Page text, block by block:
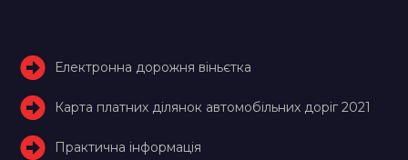
Електронна дорожня віньєтка
Карта платних ділянок автомобільних доріг 2021
Практична інформація